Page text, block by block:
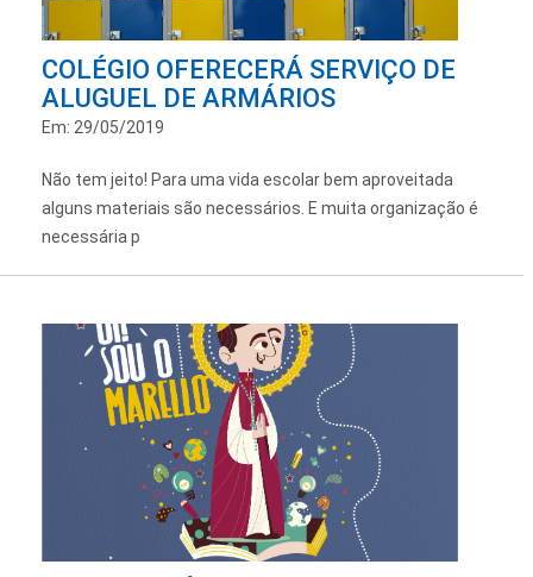
COLÉGIO OFERECERÁ SERVIÇO DE
ALUGUEL DE ARMÁRIOS
Em: 29/05/2019
Não tem jeito! Para uma vida escolar bem aproveitada
alguns materiais são necessários. E muita organização é
necessária p